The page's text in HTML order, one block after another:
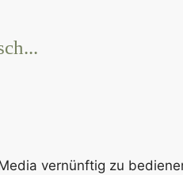
vernünftig zu